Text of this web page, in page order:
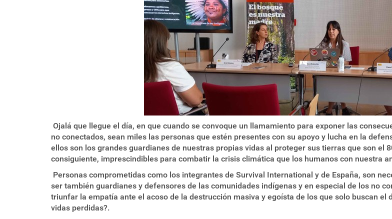
Ojalá que llegue el día, en que cuando se convoque un llamamiento para exponer las
no conectados, sean miles las personas que estén presentes con su apoyo y lucha en la
ellos son los grandes guardianes de nuestras propias vidas al proteger sus tierras que son el
consiguiente, imprescindibles para combatir la crisis climática que los humanos con nuestra
Personas comprometidas como los integrantes de Survival International y de España, son
ser también guardianes y defensores de las comunidades indígenas y en especial de los no
triunfar la empatía ante el acoso de la destrucción masiva y egoísta de los que solo buscan
vidas perdidas?.